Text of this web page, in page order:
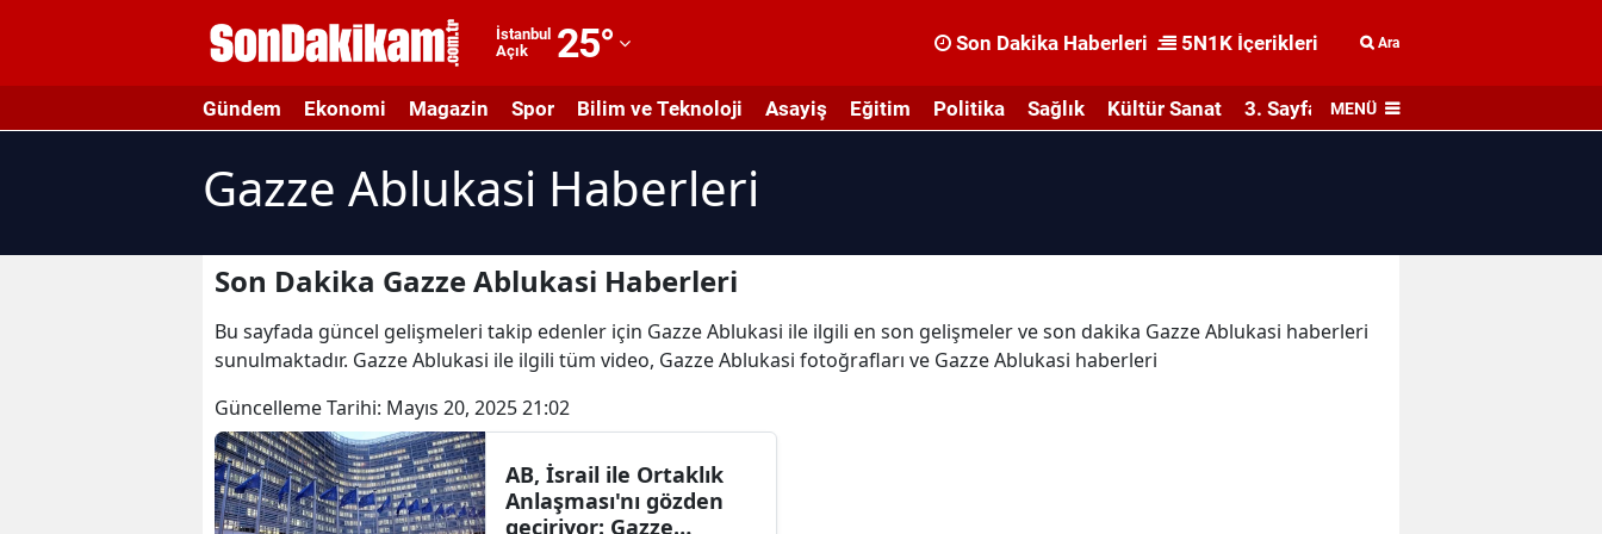
İstanbul
Açık
25°
Adıyaman
Afyonkarahisar
Amasya
Antalya
Artvin
Aydın
Balıkesir
Son Dakika Haberleri 5N1K İçerikleri Ara
Gündem Ekonomi Magazin Spor Bilim ve Teknoloji Asayiş Eğitim Politika Sağlık Kültür Sanat 3. Sayfa MENÜ
Gazze Ablukasi Haberleri
Son Dakika Gazze Ablukasi Haberleri
Bu sayfada güncel gelişmeleri takip edenler için Gazze Ablukasi ile ilgili en son gelişmeler ve son dakika Gazze Ablukasi haberleri
sunulmaktadır. Gazze Ablukasi ile ilgili tüm video, Gazze Ablukasi fotoğrafları ve Gazze Ablukasi haberleri
Güncelleme Tarihi: Mayıs 20, 2025 21:02
AB, İsrail ile Ortaklık
Anlaşması'nı gözden
geçiriyor: Gazze